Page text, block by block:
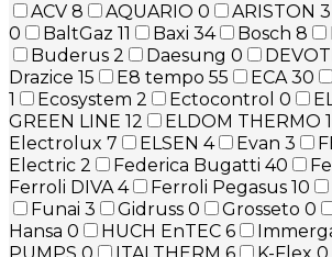
ACV 8 AQUARIO 0 ARISTON 3
0
BaltGaz 11 Baxi 34 Bosch 8
Buderus 2 Daesung 0
Drazice 15 E8 tempo 55 ECA30
1
Ecosystem 2 Ectocontrol 0
GREEN LINE 12 ELDOM THERMO 1
Electrolux 7 ELSEN 4 Evan 3
Electric 2 Federica Bugatti 40
Ferroli DIVA4 Ferroli Pegasus 10
Funai 3 Gidruss 0 Grosseto 0
Hansa 0 HUCH EnTEC 6